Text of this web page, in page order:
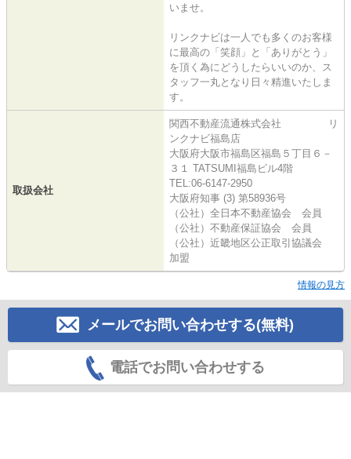
いませ。
リンクナビは一人でも多くのお客様
に最高の「笑顔」と「ありがとう」
を頂く為にどうしたらいいのか、ス
タッフ一丸となり日々精進いたしま
す。
取扱会社
関西不動産流通株式会社 リ
ンクナビ福島店
大阪府大阪市福島区福島５丁目６－
３１ TATSUMI福島ビル4階
TEL:06-6147-2950
大阪府知事 (3) 第58936号
（公社）全日本不動産協会 会員
（公社）不動産保証協会 会員
（公社）近畿地区公正取引協議会
加盟
情報の見方
メールでお問い合わせする(無料)
電話でお問い合わせする